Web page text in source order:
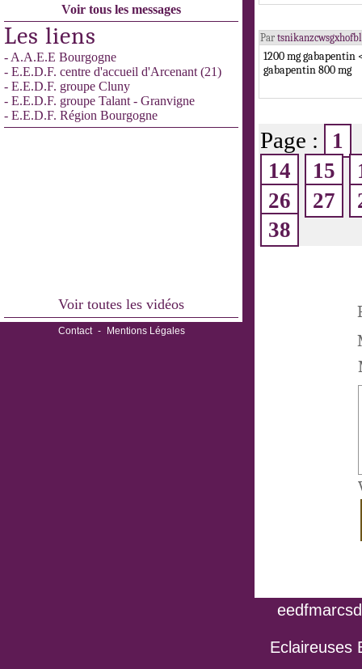
Voir tous les messages
Les liens
- A.A.E.E Bourgogne
- E.E.D.F. centre d'accueil d'Arcenant (21)
- E.E.D.F. groupe Cluny
- E.E.D.F. groupe Talant - Granvigne
- E.E.D.F. Région Bourgogne
Voir toutes les vidéos
Contact - Mentions Légales
Par
1200 mg
gabapentin 800 mg
Page :
1
14
15
26
27
38
Eclaireuses